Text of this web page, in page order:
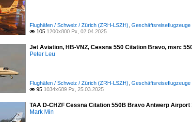
Flughäfen / Schweiz / Zürich (ZRH-LSZH)
 105 1200x800 Px, 02.04.2025
Jet Aviation, HB-VNZ, Cessna 550 Citation Bravo, msn:
Peter Leu
Flughäfen / Schweiz / Zürich (ZRH-LSZH)
 95 1034x689 Px, 25.03.2025
TAA D-CHZF Cessna Citation 550B Bravo Antwerp Airport
Mark Min